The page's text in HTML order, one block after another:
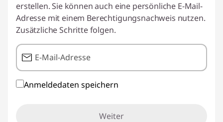
erstellen. Sie können auch eine persönliche E-Mail-
Adresse mit einem Berechtigungsnachweis nutzen.
Zusätzliche Schritte folgen.
E-Mail-Adresse
Anmeldedaten speichern
Weiter